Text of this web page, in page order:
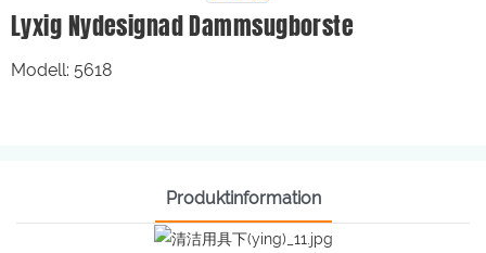
Lyxig Nydesignad Dammsugborste
Modell: 5618
Produktinformation